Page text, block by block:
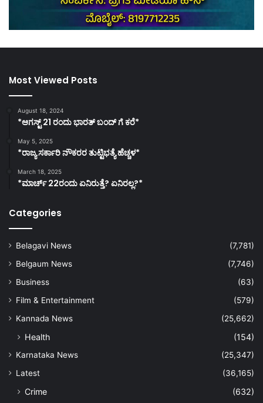
Most Viewed Posts
August 18, 2024
*ಆಗಸ್ಟ್ 21 ರಂದು ಭಾರತ್‌ ಬಂದ್‌ ಗೆ ಕರೆ*
May 5, 2025
*ರಾಜ್ಯ ಸರ್ಕಾರಿ ನೌಕರರ ತುಟ್ಟಿಭತ್ಯೆ ಹೆಚ್ಚಳ*
March 18, 2025
*ಮಾರ್ಚ್ 22ರಂದು ಏನಿರುತ್ತೆ? ಏನಿರಲ್ಲ?*
Categories
Belagavi News
(7,781)
Belgaum News
(7,746)
Business
(63)
Film & Entertainment
(579)
Kannada News
(25,662)
Health (154)
Karnataka News
(25,347)
Latest
(36,165)
Crime
(632)